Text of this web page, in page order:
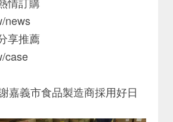
news
享推薦
case
嘉義市食品製造商採用好日